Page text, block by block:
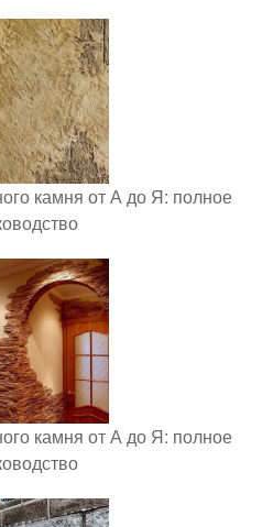
камня от А до Я: полное
камня от А до Я: полное